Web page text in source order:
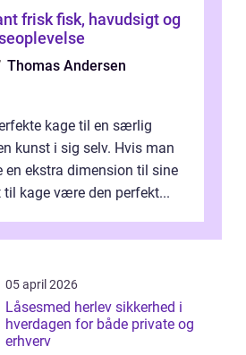
og
Thomas Andersen
kage til en særlig
kunst i sig selv. Hvis man
en ekstra dimension til sine
til kage være den perfekt...
05 april 2026
Låsesmed herlev sikkerhed i
hverdagen for både private og
erhverv